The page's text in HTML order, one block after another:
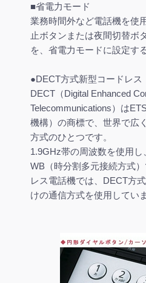
■省電力モード
業務時間外など電話機を使
止ボタンまたは夜間切替ボ
を、省電力モードに設定す
●DECT方式新型コードレス
DECT（Digital Enhanced
Telecommunications）は
機構）の商標で、世界で広
方式のひとつです。
1.9GHz帯の周波数を使用
WB（時分割多元接続方式
レス電話機では、DECT方
けの通信方式を使用していま